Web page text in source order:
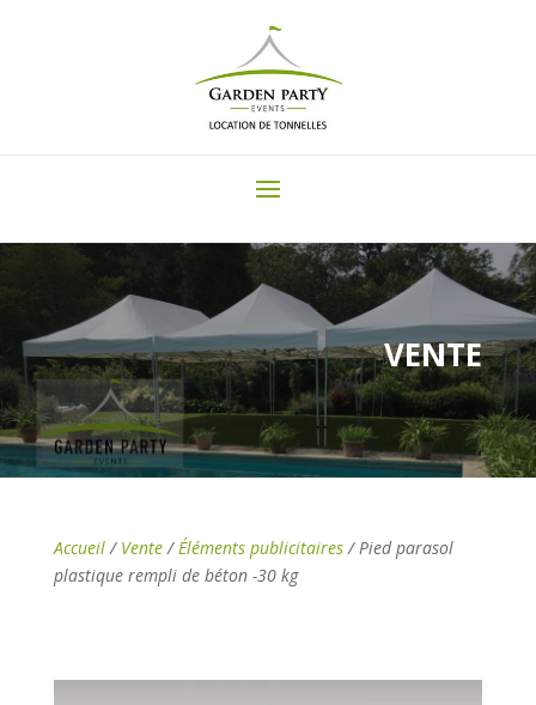
VENTE
Accueil/ Vente/Éléments publicitaires/ Pied parasol
plastique rempli de béton -30 kg